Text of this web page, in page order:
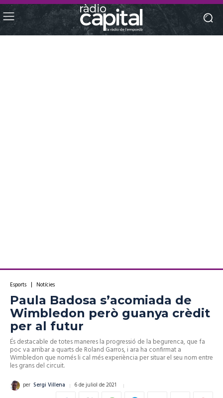
Esports Notícies
Paula Badosa s’acomiada de
Wimbledon però guanya crèdit
per al futur
És destacable de totes maneres la progressió de la begurenca, que fa
poc va arribar a quarts de Roland Garros, i ara ha confirmat a
Wimbledon que només li cal més experiència per situar el seu nom entre
les grans del circuit.
per Sergi Villena 6 de juliol de 2021